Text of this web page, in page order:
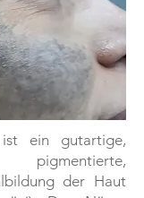
ein gutartige,
der Haut